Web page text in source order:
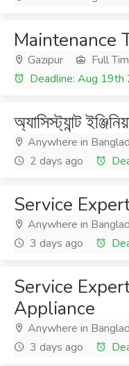
Maintenance
Gazipur Full
Deadline: Aug 19th
অ্যাসিস্ট্যান্ট
Anywhere in
2 days ago
Service
Anywhere in
3 days ago
Service
Appliance
Anywhere in
3 days ago